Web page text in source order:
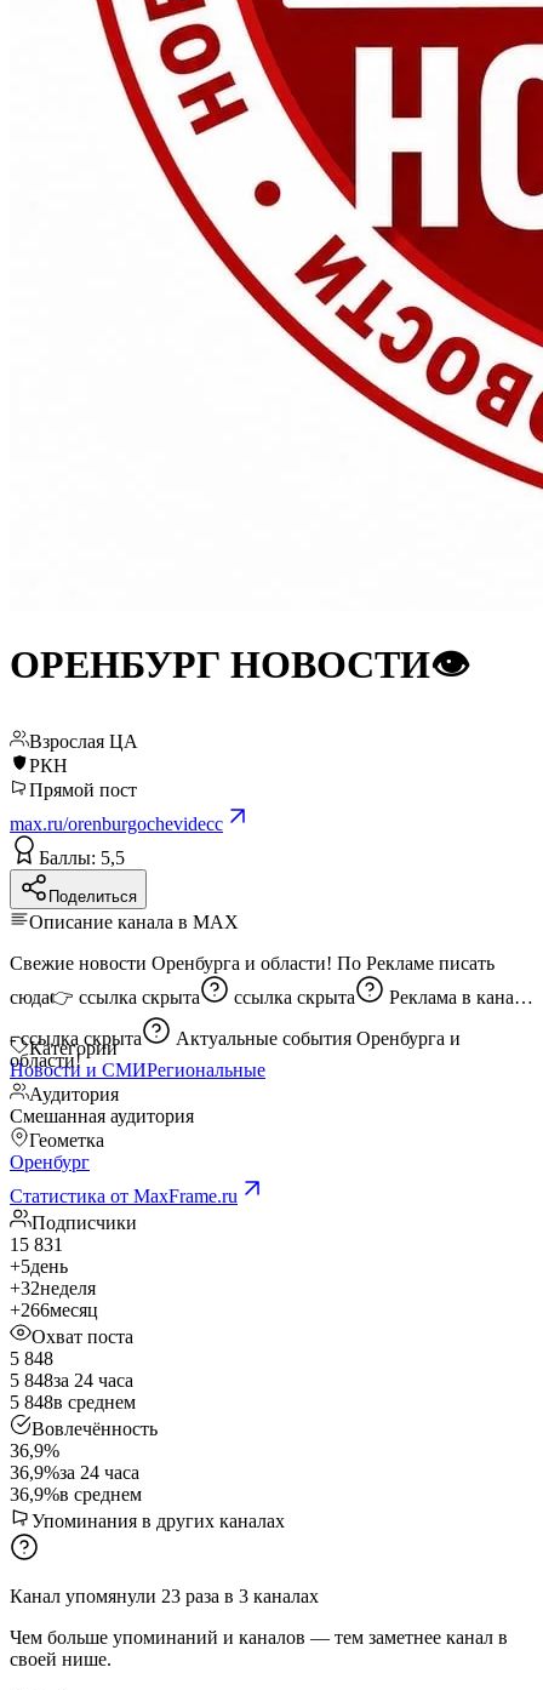
ОРЕНБУРГ НОВОСТИ👁️
Взрослая ЦА
РКН
Прямой пост
max.ru/orenburgochevidecc
Баллы: 5,5
Поделиться
Описание канала в MAX
Свежие новости Оренбурга и области! По Рекламе писать
сюда👉 ссылка скрыта ссылка скрыта
Реклама в канале
-ссылка скрыта
области!
Категории
Новости и СМИРегиональные
Аудитория
Смешанная аудитория
Геометка
Оренбург
Статистика от MaxFrame.ru
Подписчики
15 831
+5день
+32неделя
+266месяц
Охват поста
5 848
5 848за 24 часа
5 848в среднем
Вовлечённость
36,9%
36,9%за 24 часа
36,9%в среднем
Упоминания в других каналах
Канал упомянули 23 раза в 3 каналах
Чем больше упоминаний и каналов — тем заметнее канал в
своей нише.